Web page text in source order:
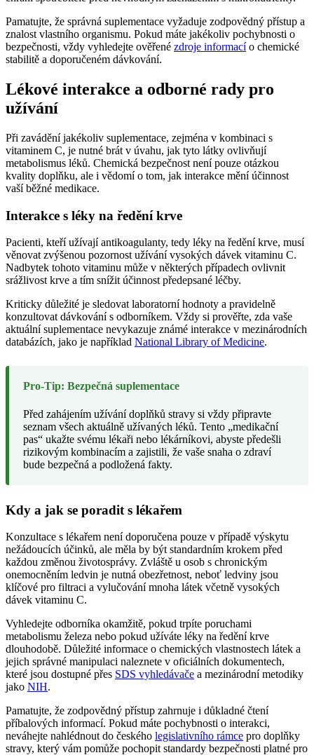
Pamatujte, že správná suplementace vyžaduje zodpovědný přístup a
znalost vlastního organismu. Pokud máte jakékoliv pochybnosti o
bezpečnosti, vždy vyhledejte ověřené zdroje informacío chemické
stabilitě a doporučeném dávkování.
Lékové interakce a odborné rady pro
užívání
Při zavádění jakékoliv suplementace, zejména v kombinaci s
vitaminem C, je nutné brát v úvahu, jak tyto látky ovlivňují
metabolismus léků. Chemická bezpečnost není pouze otázkou
kvality doplňku, ale i vědomí o tom, jak interakce mění účinnost
vaší běžné medikace.
Interakce s léky na ředění krve
Pacienti, kteří užívají antikoagulanty, tedy léky na ředění krve, musí
věnovat zvýšenou pozornost užívání vysokých dávek vitaminu C.
Nadbytek tohoto vitaminu může v některých případech ovlivnit
srážlivost krve a tím snížit účinnost předepsané léčby.
Kriticky důležité je sledovat laboratorní hodnoty a pravidelně
konzultovat dávkování s odborníkem. Vždy si prověřte, zda vaše
aktuální suplementace nevykazuje známé interakce v mezinárodních
databázích, jako je například National Library of Medicine.
Pro-Tip: Bezpečná suplementace
Před zahájením užívání doplňků stravy si vždy připravte
seznam všech aktuálně užívaných léků. Tento „medikační
pas“ ukažte svému lékaři nebo lékárníkovi, abyste předešli
rizikovým kombinacím a zajistili, že vaše snaha o zdraví
bude bezpečná a podložená fakty.
Kdy a jak se poradit s lékařem
Konzultace s lékařem není doporučena pouze v případě výskytu
nežádoucích účinků, ale měla by být standardním krokem před
každou změnou životosprávy. Zvláště u osob s chronickým
onemocněním ledvin je nutná obezřetnost, neboť ledviny jsou
klíčové pro filtraci a vylučování mnoha látek včetně vysokých
dávek vitaminu C.
Vyhledejte odborníka okamžitě, pokud trpíte poruchami
metabolismu železa nebo pokud užíváte léky na ředění krve
dlouhodobě. Důležité informace o chemických vlastnostech látek a
jejich správné manipulaci naleznete v oficiálních dokumentech,
které jsou dostupné přes SDS vyhledávače a mezinárodní metodiky
jako NIH.
Pamatujte, že zodpovědný přístup zahrnuje i důkladné čtení
příbalových informací. Pokud máte pochybnosti o interakci,
neváhejte nahlédnout do českého legislativního rámce pro doplňky
stravy, který vám pomůže pochopit standardy bezpečnosti platné pro